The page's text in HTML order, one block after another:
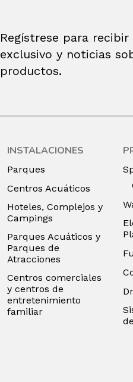
Regístrese para
exclusivo y noticias
productos.
INSTALACIONES
Parques
Centros Acuáticos
Hoteles, Complejos y
Campings
Parques Acuáticos y
Parques de
Atracciones
Centros comerciales
y centros de
entretenimiento
familiar